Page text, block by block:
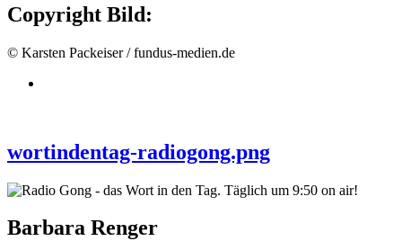
Copyright Bild:
© Karsten Packeiser / fundus-medien.de
wortindentag-radiogong.png
Barbara Renger